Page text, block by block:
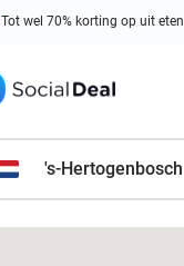
Tot wel 70% korting op uit eten
's-Hertogenbosch